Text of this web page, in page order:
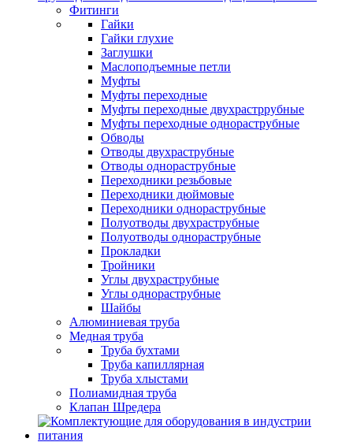
Фитинги
Гайки
Гайки глухие
Заглушки
Маслоподъемные петли
Муфты
Муфты переходные
Муфты переходные двухрастррубные
Муфты переходные однораструбные
Обводы
Отводы двухраструбные
Отводы однораструбные
Переходники резьбовые
Переходники дюймовые
Переходники однораструбные
Полуотводы двухраструбные
Полуотводы однораструбные
Прокладки
Тройники
Углы двухраструбные
Углы однораструбные
Шайбы
Алюминиевая труба
Медная труба
Труба бухтами
Труба капиллярная
Труба хлыстами
Полиамидная труба
Клапан Шредера